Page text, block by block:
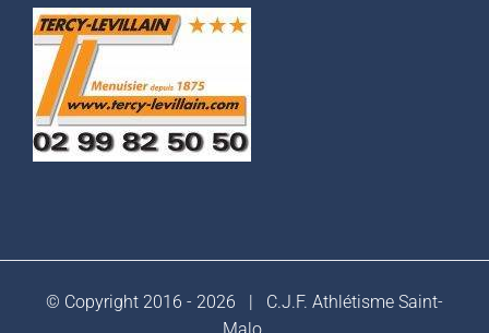
© Copyright 2016 - 2026 | C.J.F. Athlétisme Saint-
Malo